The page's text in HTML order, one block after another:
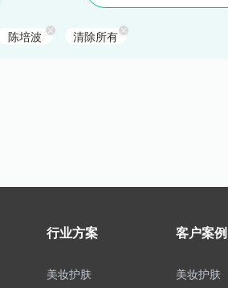
陈培波 清除所有
行业方案
美妆护肤
客户案例
美妆护肤